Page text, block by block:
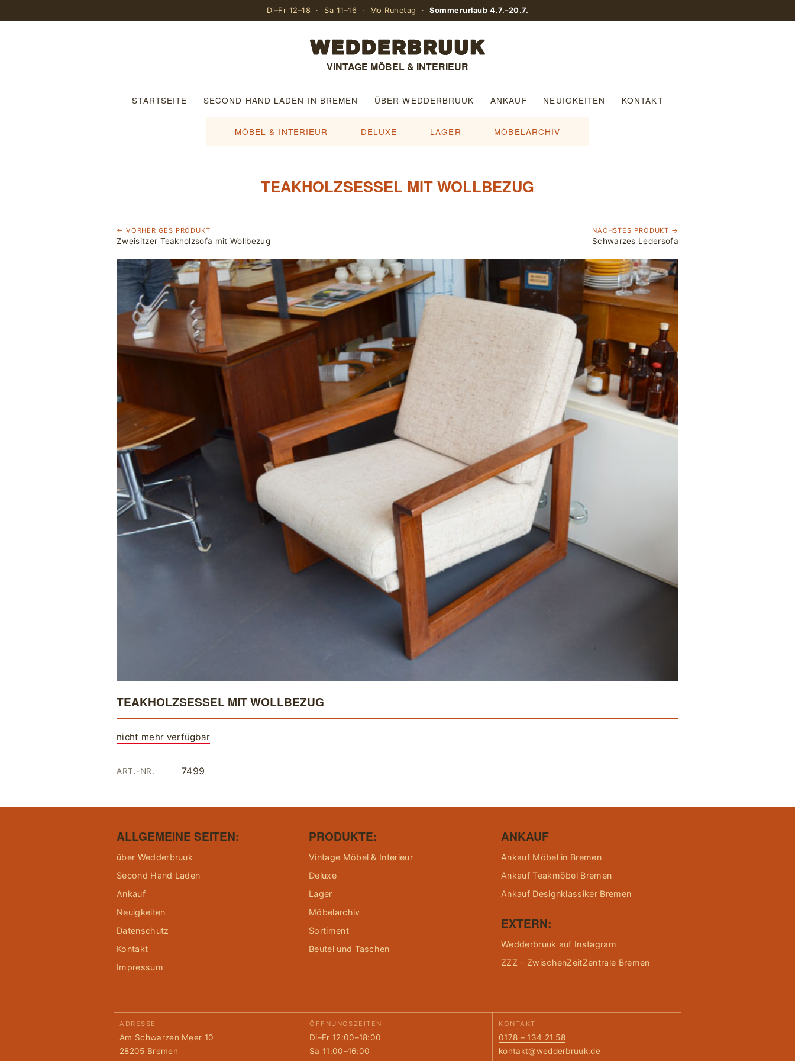
Di–Fr 12–18 · Sa 11–16 · Mo Ruhetag ·Sommerurlaub 4.7.–20.7.
VINTAGE MÖBEL & INTERIEUR
STARTSEITE SECOND HAND LADEN IN BREMEN ÜBER WEDDERBRUUK ANKAUF NEUIGKEITEN KONTAKT
MÖBEL & INTERIEUR DELUXE LAGER MÖBELARCHIV
TEAKHOLZSESSEL MIT WOLLBEZUG
← VORHERIGES PRODUKT
Zweisitzer Teakholzsofa mit Wollbezug
NÄCHSTES PRODUKT →
Schwarzes Ledersofa
TEAKHOLZSESSEL MIT WOLLBEZUG
nicht mehr verfügbar
ART.-NR. 7499
ALLGEMEINE SEITEN:
über Wedderbruuk
Second Hand Laden
Ankauf
Neuigkeiten
Datenschutz
Kontakt
Impressum
PRODUKTE:
Vintage Möbel & Interieur
Deluxe
Lager
Möbelarchiv
Sortiment
Beutel und Taschen
ANKAUF
Ankauf Möbel in Bremen
Ankauf Teakmöbel Bremen
Ankauf Designklassiker Bremen
EXTERN:
Wedderbruuk auf Instagram
ZZZ – ZwischenZeitZentrale Bremen
ADRESSE
Am Schwarzen Meer 10
28205 Bremen
ÖFFNUNGSZEITEN
Di–Fr 12:00–18:00
Sa 11:00–16:00
KONTAKT
0178 – 134 21 58
kontakt@wedderbruuk.de